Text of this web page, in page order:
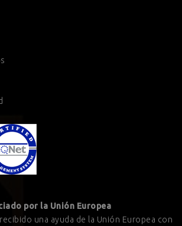
por la Unión Europea
recibido una ayuda de la Unión Europea con